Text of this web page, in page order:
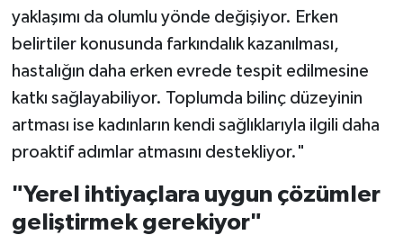
yaklaşımı da olumlu yönde değişiyor. Erken
belirtiler konusunda farkındalık kazanılması,
hastalığın daha erken evrede tespit edilmesine
katkı sağlayabiliyor. Toplumda bilinç düzeyinin
artması ise kadınların kendi sağlıklarıyla ilgili daha
proaktif adımlar atmasını destekliyor."
"Yerel ihtiyaçlara uygun çözümler
geliştirmek gerekiyor"